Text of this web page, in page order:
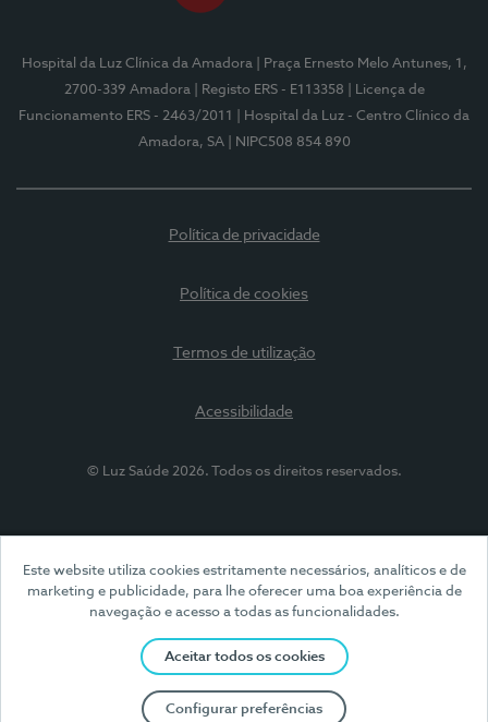
Este website utiliza cookies estritamente necessários, analíticos e de
marketing e publicidade, para lhe oferecer uma boa experiência de
navegação e acesso a todas as funcionalidades.
Aceitar todos os cookies
Configurar preferências
Hospital da Luz Clínica da Amadora
| Praça Ernesto Melo Antunes, 1,
2700-339 Amadora
| Registo ERS - E113358
| Licença de
Funcionamento ERS - 2463/2011
| Hospital da Luz - Centro Clínico da
Amadora, SA
| NIPC508 854 890
Política de privacidade
Política de cookies
Termos de utilização
Acessibilidade
© Luz Saúde 2026. Todos os direitos reservados.